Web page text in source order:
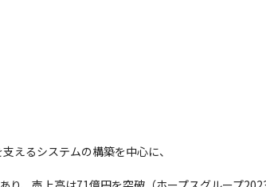
えるシステムの構築を中心に、